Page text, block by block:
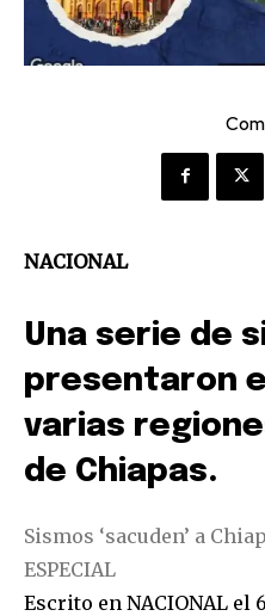
NACIONAL
Una serie de
presentaron
varias
de Chiapas.
Sismos ‘sacuden’ a
ESPECIAL
Escrito en NACIONAL el